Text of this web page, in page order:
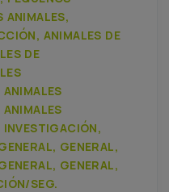
ANIMALES,
ANIMALES DE
DE
INVESTIGACIÓN,
GENERAL,
GENERAL,
SEG.